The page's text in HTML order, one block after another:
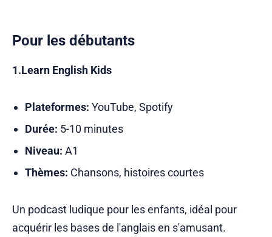
Pour les débutants
1.Learn English Kids
Plateformes: YouTube, Spotify
Durée: 5-10 minutes
Niveau: A1
Thèmes: Chansons, histoires courtes
Un podcast ludique pour les enfants, idéal pour
acquérir les bases de l'anglais en s'amusant.